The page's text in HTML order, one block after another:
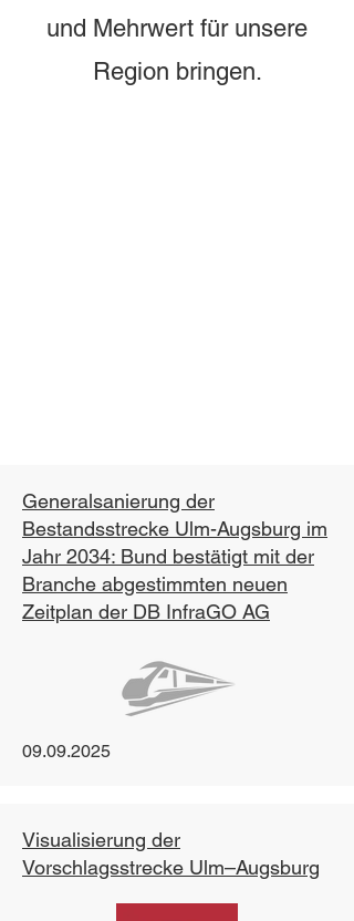
und Mehrwert für unsere
Region bringen.
Generalsanierung der
Bestandsstrecke Ulm-Augsburg im
Jahr 2034: Bund bestätigt mit der
Branche abgestimmten neuen
Zeitplan der DB InfraGO AG
09.09.2025
Visualisierung der
Vorschlagsstrecke Ulm–Augsburg